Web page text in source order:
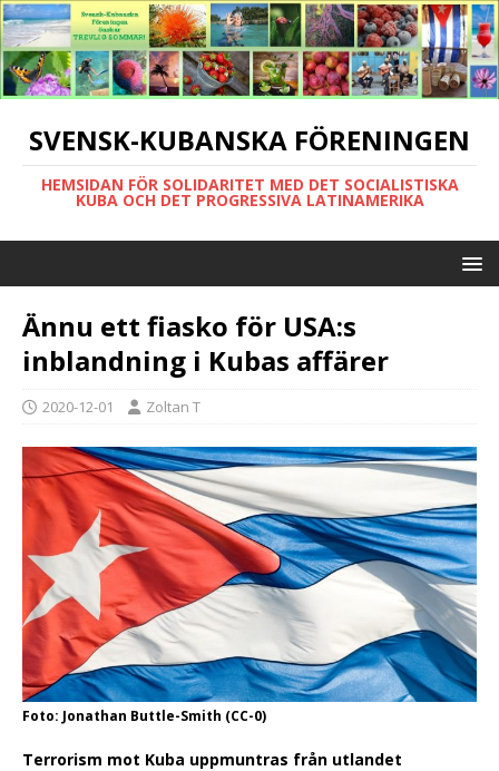
SVENSK-KUBANSKA FÖRENINGEN
HEMSIDAN FÖR SOLIDARITET MED DET SOCIALISTISKA
KUBA OCH DET PROGRESSIVA LATINAMERIKA
Ännu ett fiasko för USA:s
inblandning i Kubas affärer
2020-12-01 Zoltan T
Foto: Jonathan Buttle-Smith (CC-0)
Terrorism mot Kuba uppmuntras från utlandet